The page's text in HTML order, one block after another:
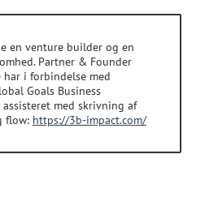
en venture builder og en
Partner & Founder
i forbindelse med
Goals Business
med skrivning af
flow: https://3b-impact.com/